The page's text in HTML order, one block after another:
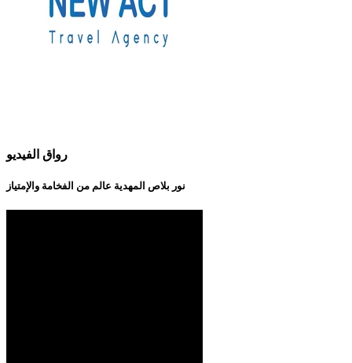
رواق الفيديو
نور بلاص المهدية عالم من الفخامة والإمتياز